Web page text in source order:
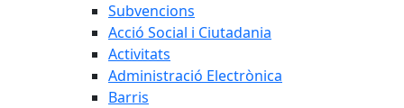
Subvencions
Acció Social i Ciutadania
Activitats
Administració Electrònica
Barris